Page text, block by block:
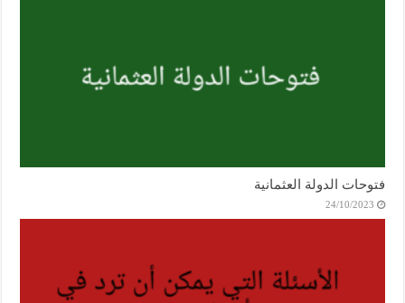
فتوحات الدولة العثمانية
24/10/2023